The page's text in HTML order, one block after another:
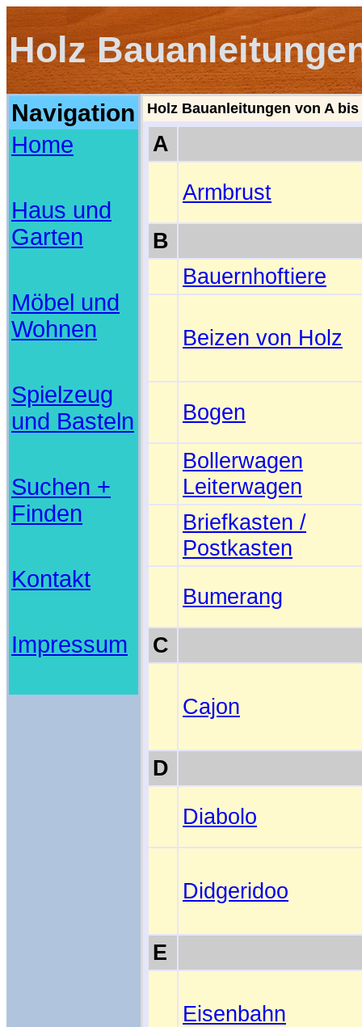
Holz
Navigation
Home
Haus und
Garten
Möbel und
Wohnen
Spielzeug
und Basteln
Suchen +
Finden
Kontakt
Impressum
Holz Bauanleitungen von A bis
A
Armbrust
B
Bauernhoftiere
Beizen von Holz
Bogen
Bollerwagen
Leiterwagen
Briefkasten /
Postkasten
Bumerang
C
Cajon
D
Diabolo
Didgeridoo
E
Eisenbahn